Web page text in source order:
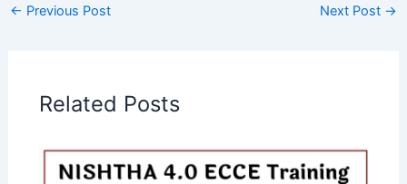
← Previous Post Next Post →
Related Posts